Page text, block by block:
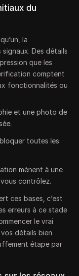
du
la
Des détails
que les
comptent
fonctionnalités ou
et une photo de
toutes les
mènent à une
contrôlez.
ces bases, c’est
erreurs à ce stade
le vrai
détails bien
étape par